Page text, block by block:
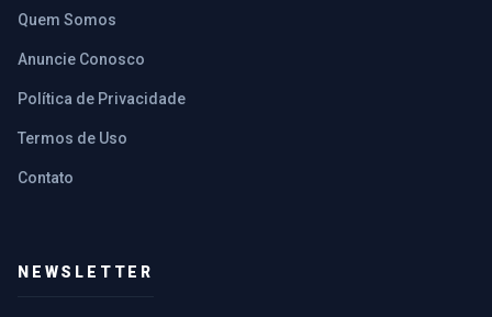
Quem Somos
Anuncie Conosco
Política de Privacidade
Termos de Uso
Contato
NEWSLETTER